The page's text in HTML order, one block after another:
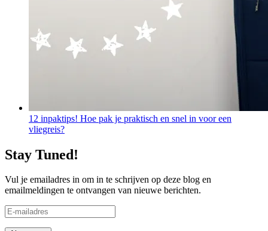
12 inpaktips! Hoe pak je praktisch en snel in voor een
vliegreis?
Stay Tuned!
Vul je emailadres in om in te schrijven op deze blog en
emailmeldingen te ontvangen van nieuwe berichten.
E-
mailadres